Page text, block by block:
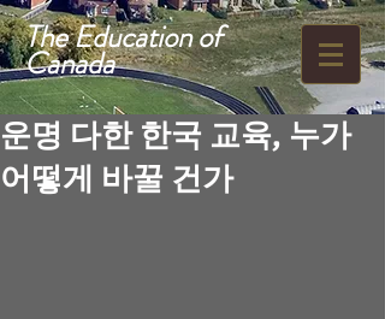
The Education of
Canada
운명 다한 한국 교육, 누가
어떻게 바꿀 건가